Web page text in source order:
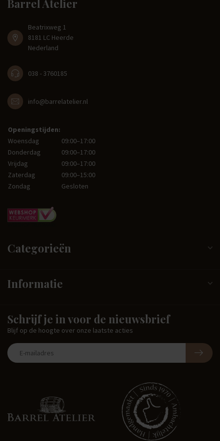
Barrel Atelier
Beatrixweg 1
8181 LC Heerde
Nederland
038 - 3760185
info@barrelatelier.nl
Openingstijden:
Woensdag
09:00–17:00
Donderdag
09:00–17:00
Vrijdag
09:00–17:00
Zaterdag
09:00–15:00
Zondag
Gesloten
Categorieën
Informatie
Schrijf je in voor de nieuwsbrief
Blijf op de hoogte over onze laatste acties